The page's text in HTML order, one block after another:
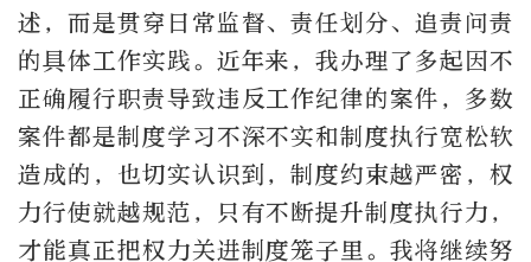
述，而是贯穿日常监督、责任划分、追责问责
的具体工作实践。近年来，我办理了多起因不
正确履行职责导致违反工作纪律的案件，多数
案件都是制度学习不深不实和制度执行宽松软
造成的，也切实认识到，制度约束越严密，权
力行使就越规范，只有不断提升制度执行力，
才能真正把权力关进制度笼子里。我将继续努